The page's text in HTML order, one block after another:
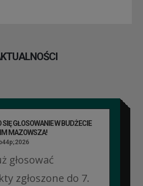
GŁOSOWANIE W BUDŻECIE
MAZOWSZA!
głosować
zgłoszone do 7.